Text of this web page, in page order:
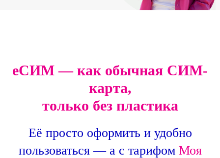
еСИМ — как обычная СИМ-
карта,
только без пластика
Её просто оформить и удобно
пользоваться — а с тарифом Моя